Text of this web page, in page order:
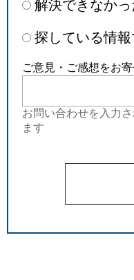
解決できなかっ
探している情
ご意見・ご感想をお
お問い合わせを入力
ます